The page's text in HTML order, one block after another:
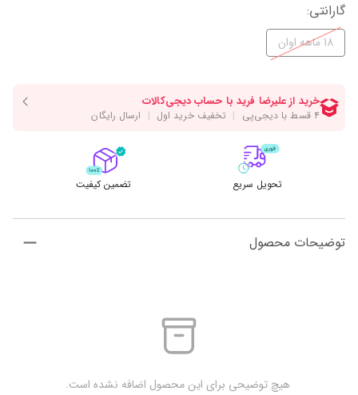
گارانتی:
18 ماهه اوان
تحویل سریع تضمین کیفیت
توضیحات محصول
هیچ توضیحی برای این محصول اضافه نشده است.